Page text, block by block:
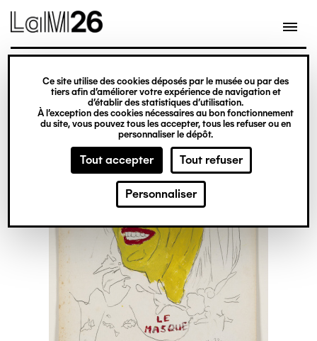
Gestion des cookies
Ce site utilise des cookies déposés par le musée ou par des
tiers afin d’améliorer votre expérience de navigation et
d’établir des statistiques d’utilisation.
À l’exception des cookies nécessaires au bon fonctionnement
du site, vous pouvez tous les accepter, tous les refuser ou en
personnaliser le dépôt.
Tout accepter Tout refuser
Personnaliser
contenu